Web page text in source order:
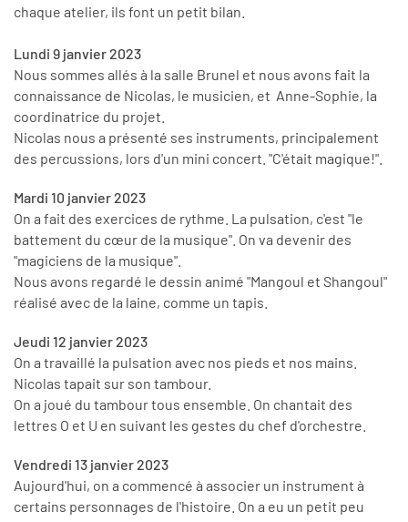
chaque atelier, ils font un petit bilan.
Lundi 9 janvier 2023
Nous sommes allés à la salle Brunel et nous avons fait la
connaissance de Nicolas, le musicien, et Anne-Sophie, la
coordinatrice du projet.
Nicolas nous a présenté ses instruments, principalement
des percussions, lors d'un mini concert. "C'était magique!".
Mardi 10 janvier 2023
On a fait des exercices de rythme. La pulsation, c'est "le
battement du cœur de la musique". On va devenir des
"magiciens de la musique".
Nous avons regardé le dessin animé "Mangoul et Shangoul"
réalisé avec de la laine, comme un tapis.
Jeudi 12 janvier 2023
On a travaillé la pulsation avec nos pieds et nos mains.
Nicolas tapait sur son tambour.
On a joué du tambour tous ensemble. On chantait des
lettres O et U en suivant les gestes du chef d'orchestre.
Vendredi 13 janvier 2023
Aujourd'hui, on a commencé à associer un instrument à
certains personnages de l'histoire. On a eu un petit peu